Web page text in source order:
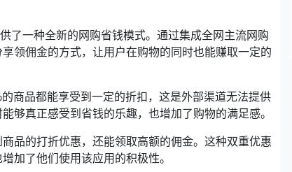
了一种全新的网购省钱模式。通过集成全网主流网购
领佣金的方式，让用户在购物的同时也能赚取一定的
商品都能享受到一定的折扣，这是外部渠道无法提供
够真正感受到省钱的乐趣，也增加了购物的满足感。
品的打折优惠，还能领取高额的佣金。这种双重优惠
加了他们使用该应用的积极性。